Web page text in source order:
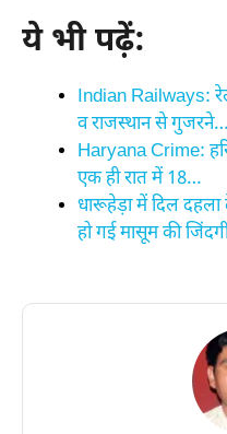
ये भी पढ़ें:
Indian Railways:
व राजस्थान से गुजरने…
Haryana Crime:
एक ही रात में 18…
धारूहेड़ा में दिल
हो गई मासूम की